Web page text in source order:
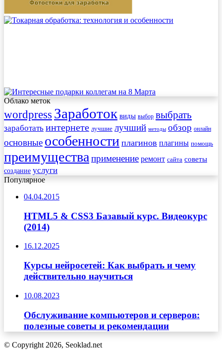
Облако меток
wordpress Заработок виды выбор выбрать
заработать интернете лучшие лучший методы обзор онлайн
основные особенности плагинов плагины помощь
преимущества применение ремонт сайта советы
создание услуги
Популярное
04.04.2015
HTML5 & CSS3 Базавый курс. Видеокурс
(2014)
16.12.2025
Курсы нейросетей: Как выбрать и чему
действительно научиться
10.08.2023
Обслуживание компьютеров и серверов:
полезные советы и рекомендации
© Copyright 2026, Seoklad.net